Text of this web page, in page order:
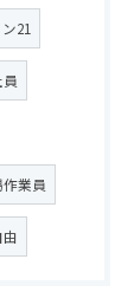
21
員
業員